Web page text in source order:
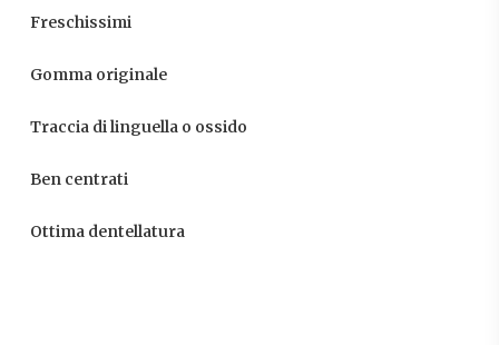
Freschissimi
Gomma originale
Traccia di linguella o ossido
Ben centrati
Ottima dentellatura